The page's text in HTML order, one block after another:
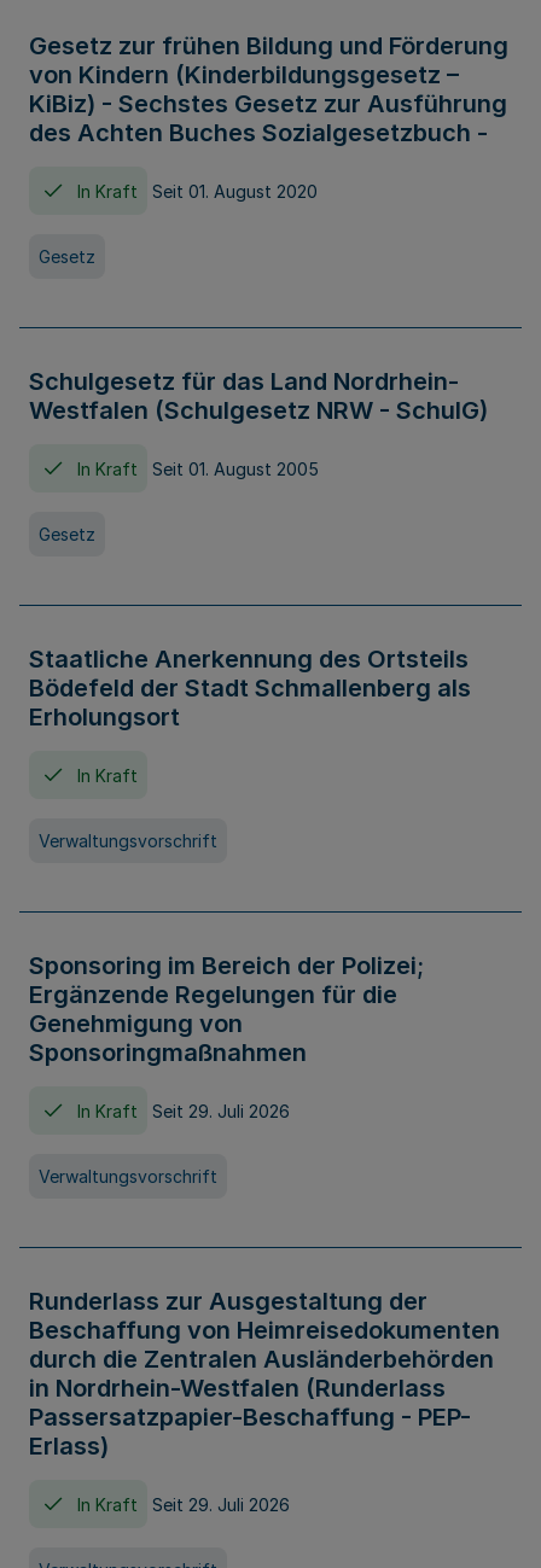
Gesetz zur frühen Bildung und Förderung
von Kindern (Kinderbildungsgesetz –
KiBiz) - Sechstes Gesetz zur Ausführung
des Achten Buches Sozialgesetzbuch -
In Kraft Seit 01. August 2020
Gesetz
Schulgesetz für das Land Nordrhein-
Westfalen (Schulgesetz NRW - SchulG)
In Kraft Seit 01. August 2005
Gesetz
Staatliche Anerkennung des Ortsteils
Bödefeld der Stadt Schmallenberg als
Erholungsort
In Kraft
Verwaltungsvorschrift
Sponsoring im Bereich der Polizei;
Ergänzende Regelungen für die
Genehmigung von
Sponsoringmaßnahmen
In Kraft Seit 29. Juli 2026
Verwaltungsvorschrift
Runderlass zur Ausgestaltung der
Beschaffung von Heimreisedokumenten
durch die Zentralen Ausländerbehörden
in Nordrhein-Westfalen (Runderlass
Passersatzpapier-Beschaffung - PEP-
Erlass)
In Kraft Seit 29. Juli 2026